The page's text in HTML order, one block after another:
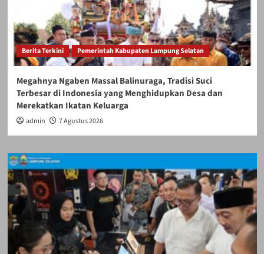
Berita Terkini Pemerintah Kabupaten Lampung Selatan
Megahnya Ngaben Massal Balinuraga, Tradisi Suci
Terbesar di Indonesia yang Menghidupkan Desa dan
Merekatkan Ikatan Keluarga
admin 7 Agustus 2026